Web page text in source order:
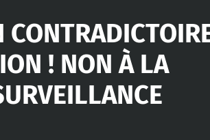
! NON À LA